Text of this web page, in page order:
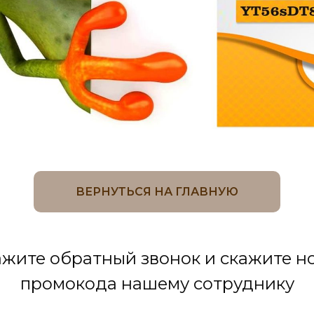
ВЕРНУТЬСЯ НА ГЛАВНУЮ
обратный звонок и скажите
промокода нашему сотруднику